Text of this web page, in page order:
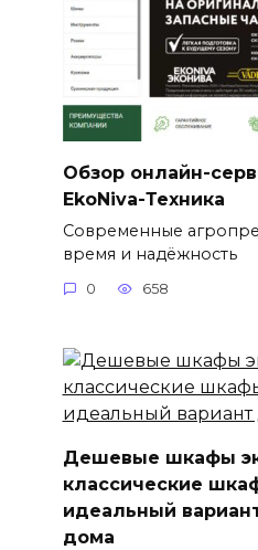
Обзор онлайн-
EkoNiva-Техника
Современные
время и надёжность
0 658
Дешевые шкафы
классические
идеальный
дома